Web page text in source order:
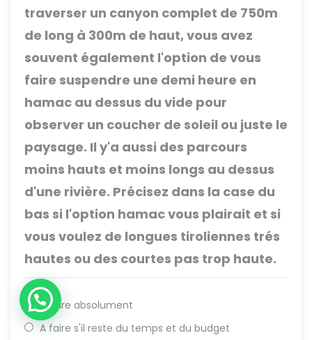
traverser un canyon complet de 750m
de long à 300m de haut, vous avez
souvent également l'option de vous
faire suspendre une demi heure en
hamac au dessus du vide pour
observer un coucher de soleil ou juste le
paysage. Il y'a aussi des parcours
moins hauts et moins longs au dessus
d'une rivière. Précisez dans la case du
bas si l'option hamac vous plairait et si
vous voulez de longues tiroliennes trés
hautes ou des courtes pas trop haute.
A faire absolument
A faire s'il reste du temps et du budget